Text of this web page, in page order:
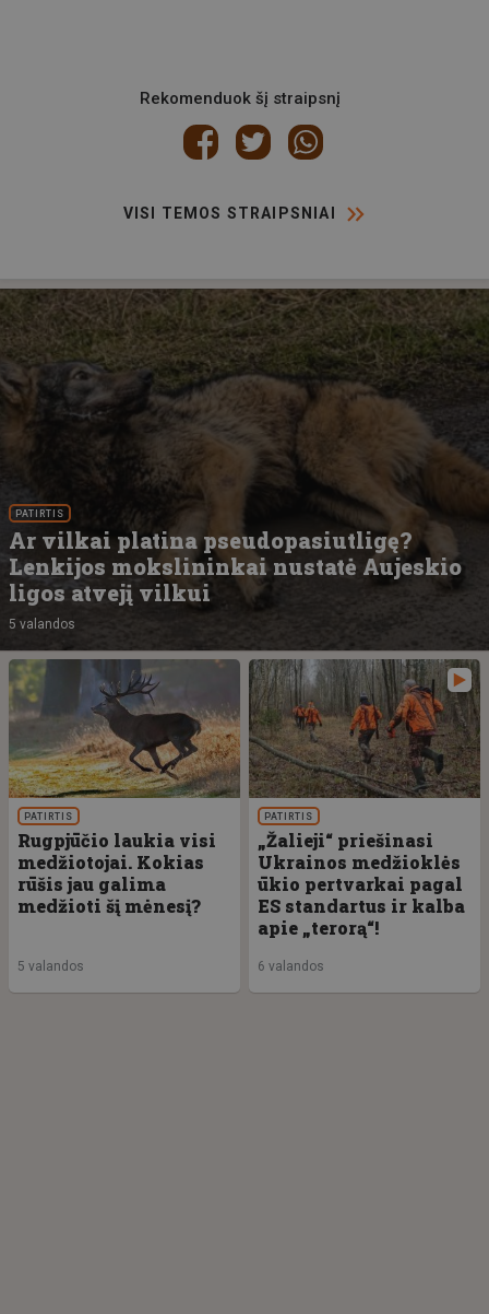
Rekomenduok šį straipsnį
VISI TEMOS STRAIPSNIAI
PATIRTIS
Ar vilkai platina pseudopasiutligę?
Lenkijos mokslininkai nustatė Aujeskio
ligos atvejį vilkui
5 valandos
PATIRTIS
Rugpjūčio laukia visi
medžiotojai. Kokias
rūšis jau galima
medžioti šį mėnesį?
5 valandos
PATIRTIS
„Žalieji“ priešinasi
Ukrainos medžioklės
ūkio pertvarkai pagal
ES standartus ir kalba
apie „terorą“!
6 valandos